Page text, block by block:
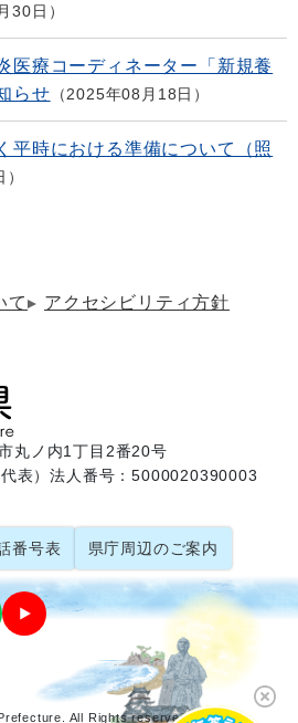
30日
医療コーディネーター「新規養
らせ
2025年08月18日
平時における準備について（照
て
アクセシビリティ方針
丸ノ内1丁目2番20号
表）法人番号：5000020390003
番号表 県庁周辺のご案内
All Rights reserved.